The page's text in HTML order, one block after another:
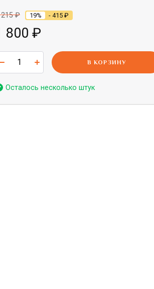
215₽ 19% - 415 ₽
800 ₽
В КОРЗИНУ
Осталось несколько штук